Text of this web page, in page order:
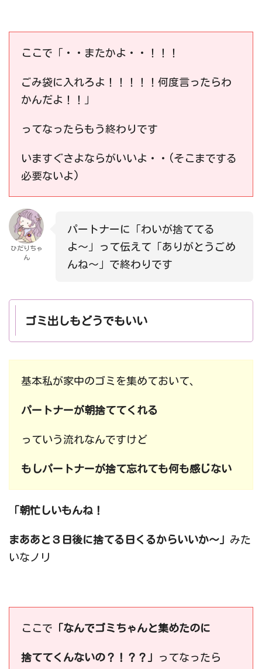
ここで「・・またかよ・・！！！
ごみ袋に入れろよ！！！！！何度言ったらわ
かんだよ！！」
ってなったらもう終わりです
いますぐさよならがいいよ・・(そこまでする
必要ないよ)
ひだりちゃ
ん
パートナーに「わいが捨ててる
よ〜」って伝えて「ありがとうごめ
んね〜」で終わりです
ゴミ出しもどうでもいい
基本私が家中のゴミを集めておいて、
パートナーが朝捨ててくれる
っていう流れなんですけど
もしパートナーが捨て忘れても何も感じない
「朝忙しいもんね！
まああと３日後に捨てる日くるからいいか〜」 みた
いなノリ
ここで 「なんでゴミちゃんと集めたのに
捨ててくんないの？！？？」 ってなったら